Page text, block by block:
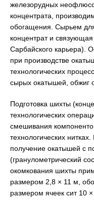
железорудных
концентрата,
обогащения. Сырьем
концентрат и
Сарбайского карьера).
при производстве
технологических
сырых окатышей, обжиг
Подготовка шихты
технологических
смешивания
технологических
получение окатышей с
(гранулометрический
окомкования шихты
размером 2,8 × 11 м,
размером ячеек сит 10